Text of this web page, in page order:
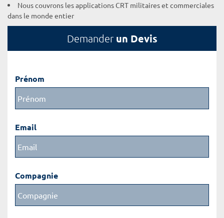
Nous couvrons les applications CRT militaires et commerciales
dans le monde entier
Demander un Devis
Prénom
Email
Compagnie